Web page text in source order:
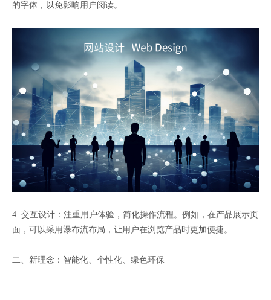
的字体，以免影响用户阅读。
4. 交互设计：注重用户体验，简化操作流程。例如，在产品展示页
面，可以采用瀑布流布局，让用户在浏览产品时更加便捷。
二、新理念：智能化、个性化、绿色环保